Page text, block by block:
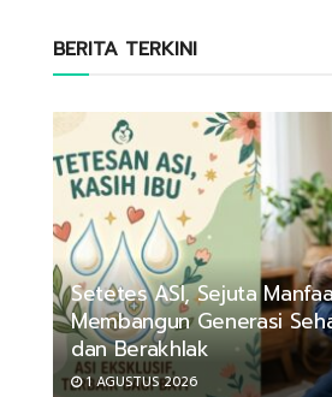
BERITA TERKINI
Setetes ASI, Sejuta
Membangun Generasi
dan Berakhlak
1 AGUSTUS 2026